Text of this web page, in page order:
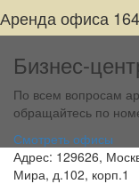
Аренда офиса
Бизнес-
По всем вопросам
обращайтесь по
Смотреть офисы
Адрес: 129626,
Мира, д.102, корп.1